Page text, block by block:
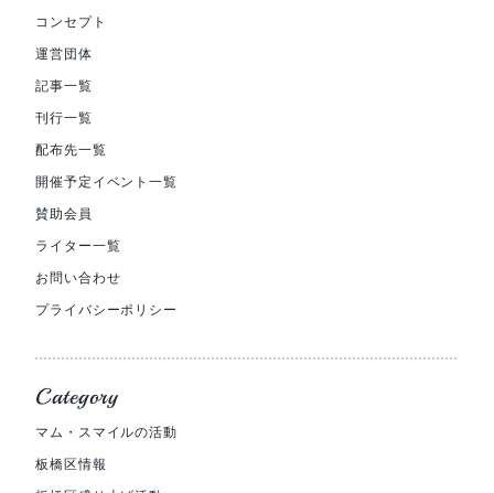
コンセプト
運営団体
記事一覧
刊行一覧
配布先一覧
開催予定イベント一覧
賛助会員
ライター一覧
お問い合わせ
プライバシーポリシー
Category
マム・スマイルの活動
板橋区情報